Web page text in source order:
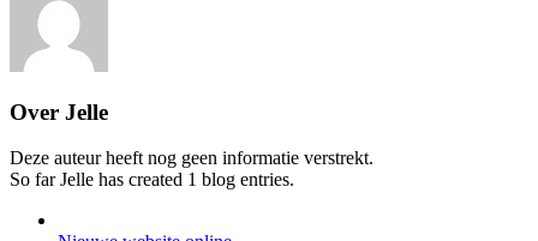
Over Jelle
Deze auteur heeft nog geen informatie verstrekt.
So far Jelle has created 1 blog entries.